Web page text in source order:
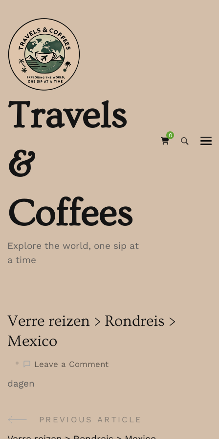
Travels
&
Coffees
Explore the world, one sip at
a time
0
Verre reizen > Rondreis >
Mexico
Leave a Commenton
dagen
PostPREVIOUS ARTICLE